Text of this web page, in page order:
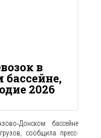
в
бассейне,
2026
бассейне
сообщила пресс-